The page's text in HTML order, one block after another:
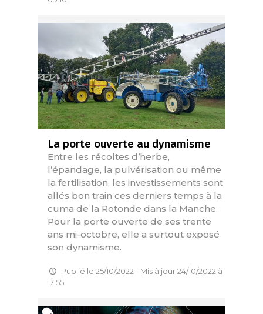
La porte ouverte au dynamisme
Entre les récoltes d’herbe,
l’épandage, la pulvérisation ou même
la fertilisation, les investissements sont
allés bon train ces derniers temps à la
cuma de la Rotonde dans la Manche.
Pour la porte ouverte de ses trente
ans mi-octobre, elle a surtout exposé
son dynamisme.
Publié le 25/10/2022 - Mis à jour 24/10/2022 à
17:55